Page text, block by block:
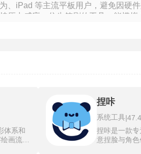
、iPad 等主流平板用户，避免因硬
压力感应、仿生笔刷的工具，能模拟
体系和
画流
捏咔
系统工具|
捏咔是一款专
意捏脸与角色